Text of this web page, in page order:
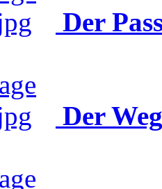
Der
Der